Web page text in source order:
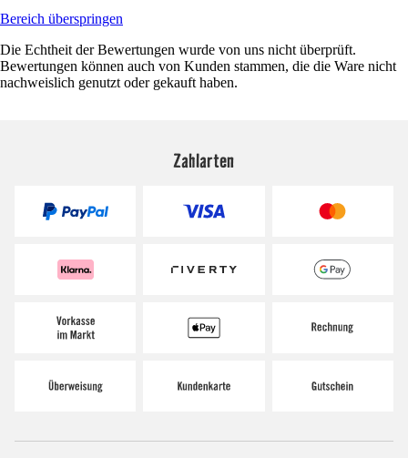
Bereich überspringen
Die Echtheit der Bewertungen wurde von uns nicht überprüft.
Bewertungen können auch von Kunden stammen, die die Ware nicht
nachweislich genutzt oder gekauft haben.
Zahlarten